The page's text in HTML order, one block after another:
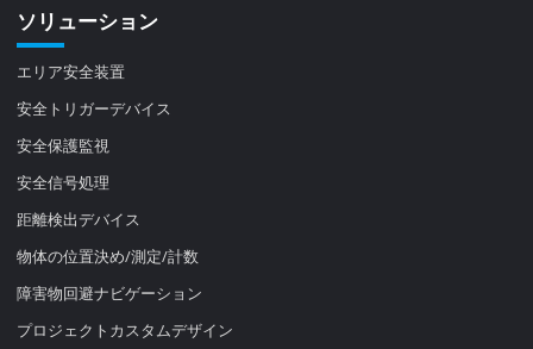
ソリューション
エリア安全装置
安全トリガーデバイス
安全保護監視
安全信号処理
距離検出デバイス
物体の位置決め/測定/計数
障害物回避ナビゲーション
プロジェクトカスタムデザイン